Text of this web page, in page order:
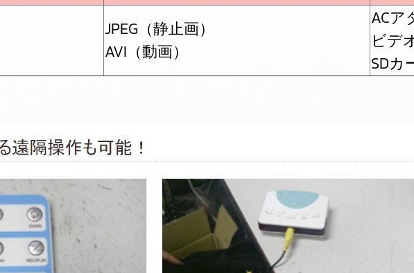
JPEG（静止画）
AVI（動画）
ACア
ビデ
SDカ